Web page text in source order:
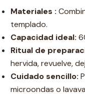
Materiales :
templado.
Capacidad ideal:
Ritual de
hervida, revuelve,
Cuidado sencillo:
microondas o